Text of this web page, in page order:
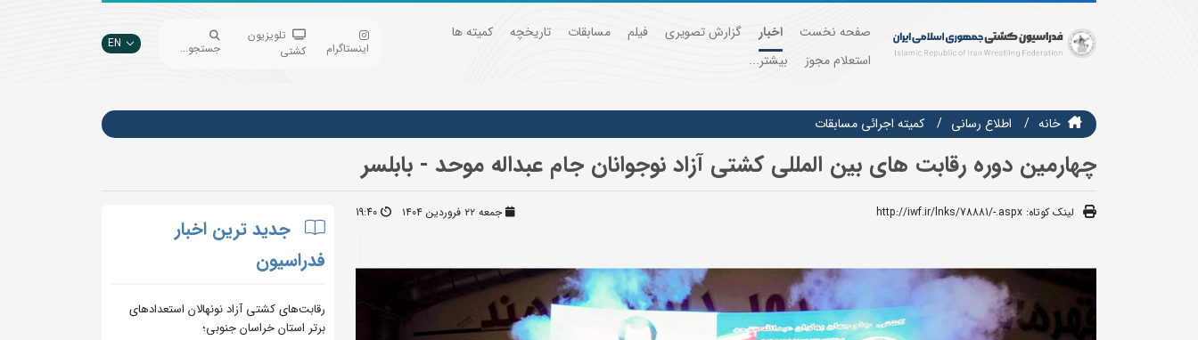
صفحه نخست اخبار گزارش تصویری فیلم مسابقات تاریخچه
کمیته ها
استعلام مجوز
بیشتر...
اینستاگرام
تلویزیون
کشتی
جستجو... EN
خانه اطلاع رسانی كميته اجرائي مسابقات
چهارمین دوره رقابت های بین المللی کشتی آزاد نوجوانان جام عبداله موحد - بابلسر
لینک کوتاه: http://iwf.ir/lnks/78881/-.aspx جمعه ۲۲ فروردین ۱۴۰۴ 19:40
جدید ترین اخبار
فدراسیون
رقابت‌های کشتی آزاد نونهالان استعدادهای
برتر استان خراسان جنوبی؛